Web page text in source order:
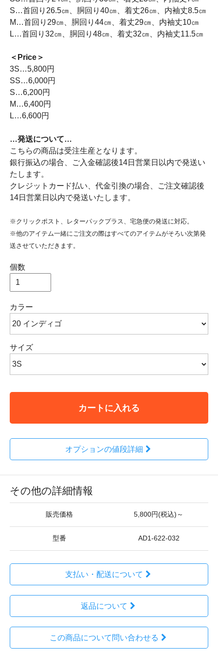
S…首回り26.5㎝、胴回り40㎝、着丈26㎝、内袖丈8.5㎝
M…首回り29㎝、胴回り44㎝、着丈29㎝、内袖丈10㎝
L…首回り32㎝、胴回り48㎝、着丈32㎝、内袖丈11.5㎝
＜Price＞
3S…5,800円
SS…6,000円
S…6,200円
M…6,400円
L…6,600円
…発送について…
こちらの商品は受注生産となります。
銀行振込の場合、ご入金確認後14日営業日以内で発送い
たします。
クレジットカード払い、代金引換の場合、ご注文確認後
14日営業日以内で発送いたします。
※クリックポスト、レターパックプラス、宅急便の発送に対応。
※他のアイテム一緒にご注文の際はすべてのアイテムがそろい次第発
送させていただきます。
個数
カラー
サイズ
カートに入れる
オプションの値段詳細
その他の詳細情報
販売価格 5,800円(税込)～
型番 AD1-622-032
支払い・配送について
返品について
この商品について問い合わせる